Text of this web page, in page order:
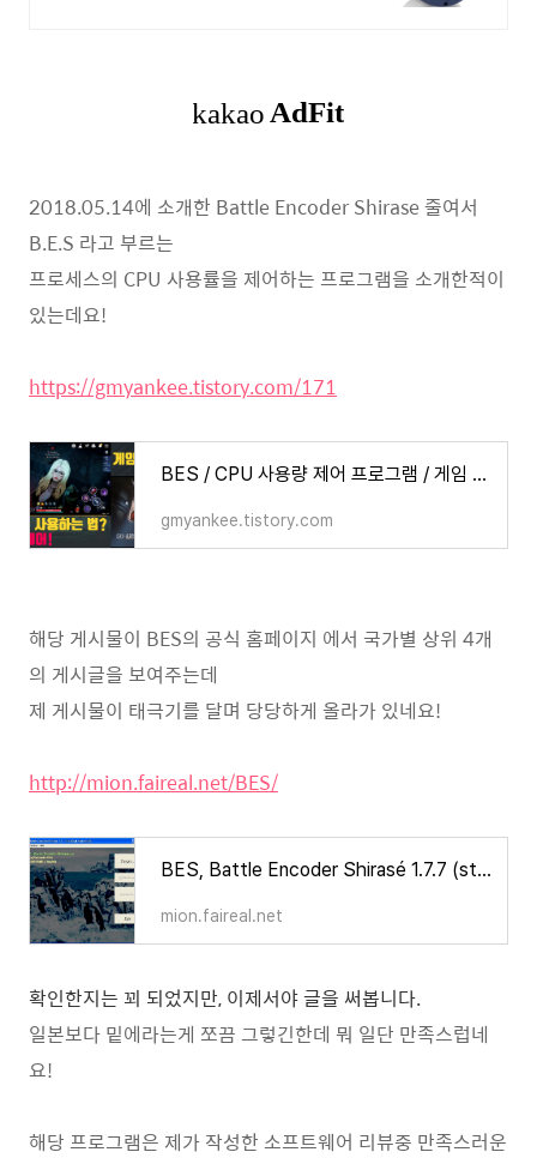
2018.05.14에 소개한 Battle Encoder Shirase 줄여서
B.E.S 라고 부르는
프로세스의 CPU 사용률을 제어하는 프로그램을 소개한적이
있는데요!
https://gmyankee.tistory.com/171
BES / CPU 사용량 제어 프로그램 / 게임 2개 돌릴 때 렉 줄이는 방법
gmyankee.tistory.com
해당 게시물이 BES의 공식 홈페이지 에서 국가별 상위 4개
의 게시글을 보여주는데
제 게시물이 태극기를 달며 당당하게 올라가 있네요!
http://mion.faireal.net/BES/
BES, Battle Encoder Shirasé 1.7.7 (stable) & 1.8.0 (test): Controls Per-Process CPU Usage
mion.faireal.net
확인한지는 꾀 되었지만, 이제서야 글을 써봅니다.
일본보다 밑에라는게 쪼끔 그렇긴한데 뭐 일단 만족스럽네
요!
해당 프로그램은 제가 작성한 소프트웨어 리뷰중 만족스러운